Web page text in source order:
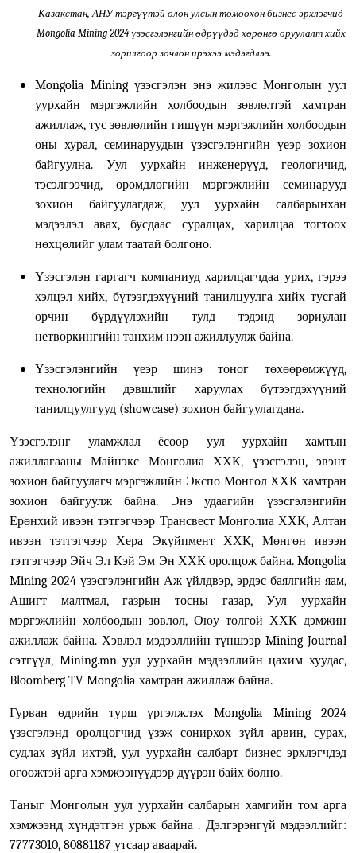
Казакстан, АНУ тэргүүтэй олон улсын томоохон бизнес эрхлэгчид
Mongolia Mining 2024 үзэсгэлэнгийн өдрүүдэд хөрөнгө оруулалт хийх
зорилгоор зочлон ирэхээ мэдэгдлээ.
Mongolia Mining үзэсгэлэн энэ жилээс Монголын уул
уурхайн мэргэжлийн холбоодын зөвлөлтэй хамтран
ажиллаж, тус зөвлөлийн гишүүн мэргэжлийн холбоодын
оны хурал, семинаруудын үзэсгэлэнгийн үеэр зохион
байгуулна. Уул уурхайн инженерүүд, геологичид,
тэсэлгээчид, өрөмдлөгийн мэргэжлийн семинарууд
зохион байгуулагдаж, уул уурхайн салбарынхан
мэдээлэл авах, бусдаас суралцах, харилцаа тогтоох
нөхцөлийг улам таатай болгоно.
Үзэсгэлэн гаргагч компаниуд харилцагчдаа урих, гэрээ
хэлцэл хийх, бүтээгдэхүүний танилцуулга хийх тусгай
орчин бүрдүүлэхийн тулд тэдэнд зориулан
нетворкингийн танхим нээн ажиллуулж байна.
Үзэсгэлэнгийн үеэр шинэ тоног төхөөрөмжүүд,
технологийн дэвшлийг харуулах бүтээгдэхүүний
танилцуулгууд (showcase) зохион байгуулагдана.
Үзэсгэлэнг уламжлал ёсоор уул уурхайн хамтын
ажиллагааны Майнэкс Монголиа ХХК, үзэсгэлэн, эвэнт
зохион байгуулагч мэргэжлийн Экспо Монгол ХХК хамтран
зохион байгуулж байна. Энэ удаагийн үзэсгэлэнгийн
Ерөнхий ивээн тэтгэгчээр Трансвест Монголиа ХХК, Алтан
ивээн тэтгэгчээрХера Экуйпмент ХХК, Мөнгөн ивээн
тэтгэгчээр Эйч Эл Кэй Эм Эн ХХК оролцож байна. Mongolia
Mining 2024 үзэсгэлэнгийн Аж үйлдвэр, эрдэс баялгийн яам,
Ашигт малтмал, газрын тосны газар, Уул уурхайн
мэргэжлийн холбоодын зөвлөл, Оюу толгой ХХК дэмжин
ажиллаж байна. Хэвлэл мэдээллийн түншээр Mining Journal
сэтгүүл, Mining.mn уул уурхайн мэдээллийн цахим хуудас,
Bloomberg TV Mongolia хамтран ажиллаж байна.
Гурван өдрийн турш үргэлжлэх Mongolia Mining 2024
үзэсгэлэнд оролцогчид үзэж сонирхох зүйл арвин, сурах,
судлах зүйл ихтэй, уул уурхайн салбарт бизнес эрхлэгчдэд
өгөөжтэй арга хэмжээнүүдээр дүүрэн байх болно.
Таныг Монголын уул уурхайн салбарын хамгийн том арга
хэмжээнд хүндэтгэн урьж байна . Дэлгэрэнгүй мэдээллийг:
77773010, 80881187 утсаар аваарай.